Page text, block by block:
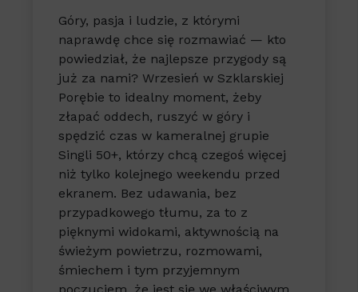
Góry, pasja i ludzie, z którymi
naprawdę chce się rozmawiać — kto
powiedział, że najlepsze przygody są
już za nami? Wrzesień w Szklarskiej
Porębie to idealny moment, żeby
złapać oddech, ruszyć w góry i
spędzić czas w kameralnej grupie
Singli 50+, którzy chcą czegoś więcej
niż tylko kolejnego weekendu przed
ekranem. Bez udawania, bez
przypadkowego tłumu, za to z
pięknymi widokami, aktywnością na
świeżym powietrzu, rozmowami,
śmiechem i tym przyjemnym